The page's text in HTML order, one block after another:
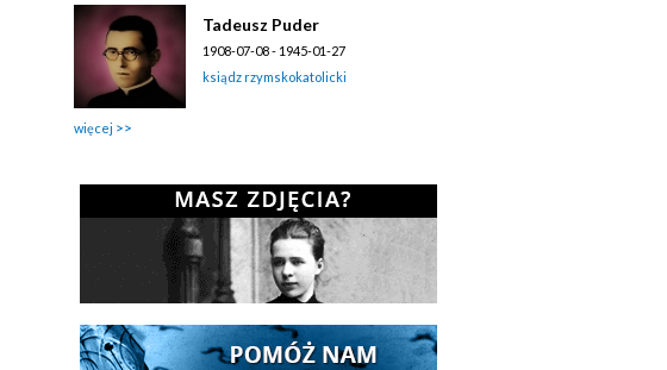
Tadeusz Puder
1908-07-08 - 1945-01-27
ksiądz rzymskokatolicki
więcej